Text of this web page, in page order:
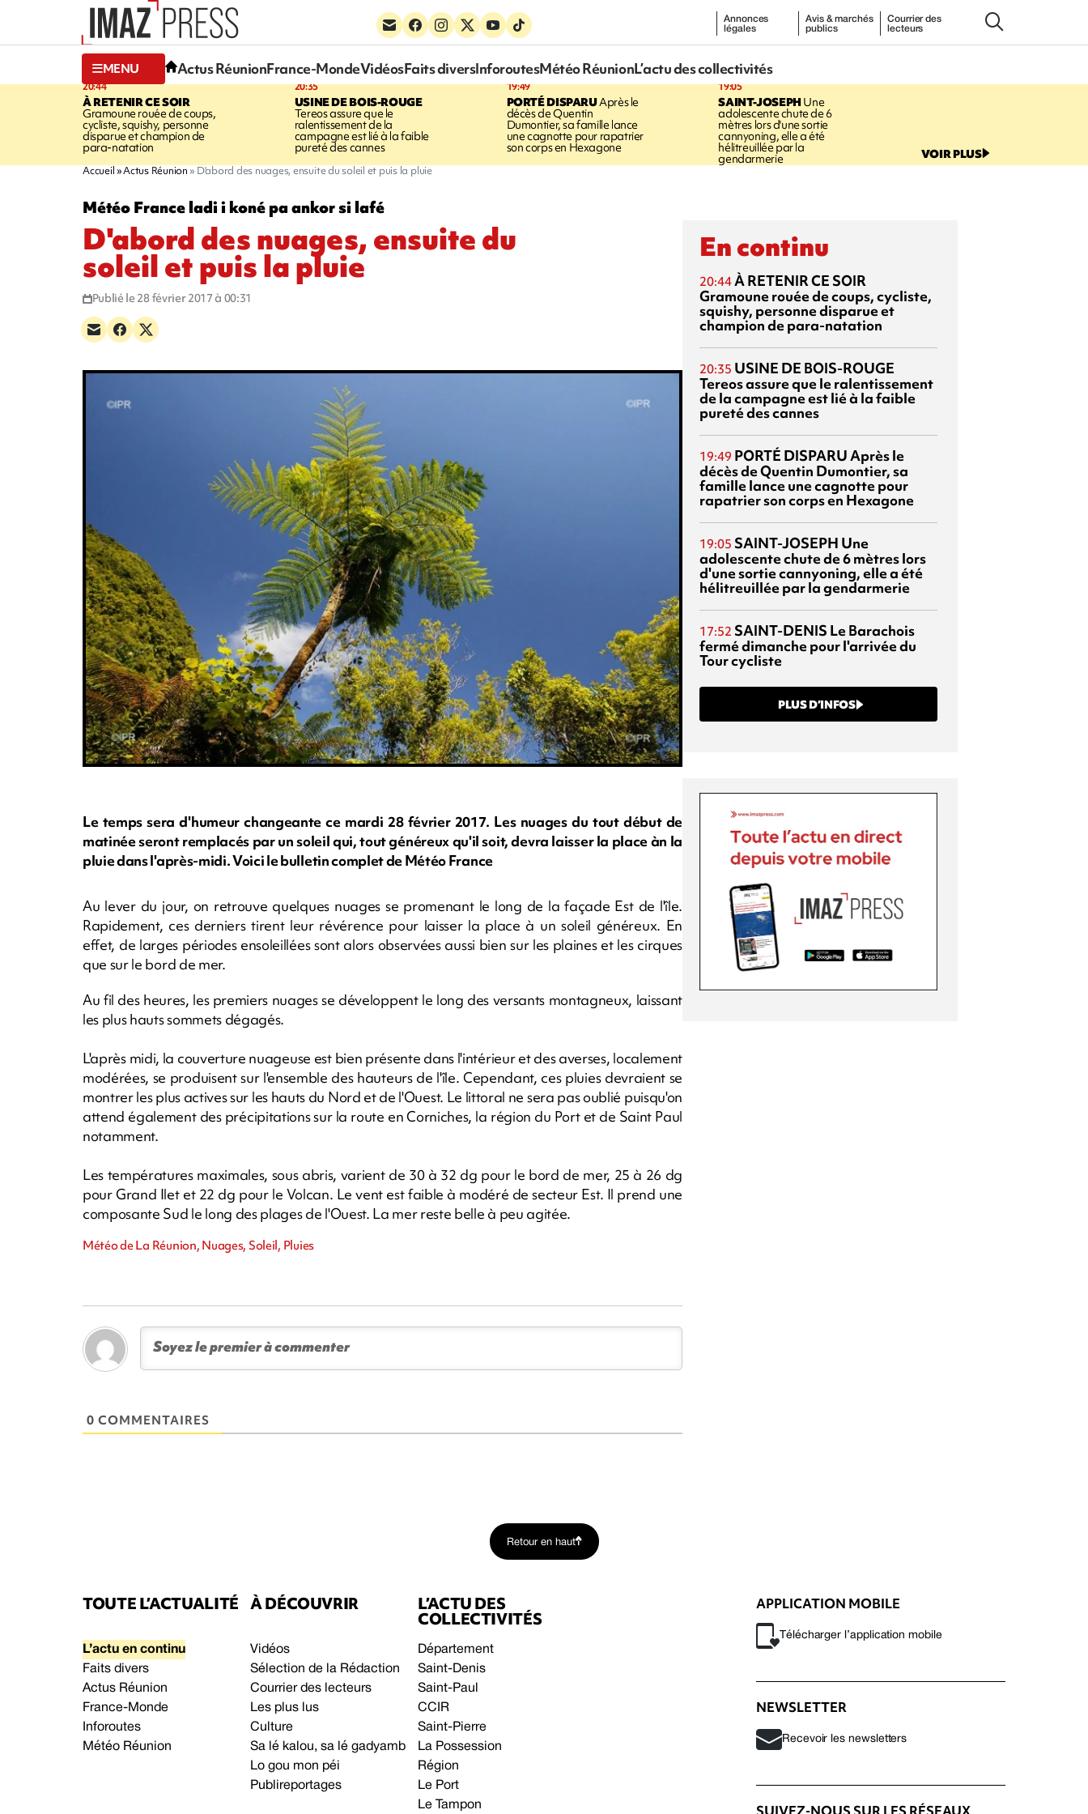
Annonces
légales
Avis & marchés
publics
Courrier des
lecteurs
MENU Actus RéunionFrance-MondeVidéosFaits diversInforoutesMétéo RéunionL’actu des collectivités
20:44
À RETENIR CE SOIR
Gramoune rouée de coups,
cycliste, squishy, personne
disparue et champion de
para-natation
20:35
USINE DE BOIS-ROUGE
Tereos assure que le
ralentissement de la
campagne est lié à la faible
pureté des cannes
19:49
PORTÉ DISPARUAprès le
décès de Quentin
Dumontier, sa famille lance
une cagnotte pour rapatrier
son corps en Hexagone
19:05
SAINT-JOSEPHUne
adolescente chute de 6
mètres lors d'une sortie
cannyoning, elle a été
hélitreuillée par la
gendarmerie VOIR PLUS
Accueil Actus Réunion D'abord des nuages, ensuite du soleil et puis la pluie
Météo France ladi i koné pa ankor si lafé
D'abord des nuages, ensuite du
soleil et puis la pluie
Publié le 28 février 2017 à 00:31
Le temps sera d'humeur changeante ce mardi 28 février 2017. Les nuages du tout début de
matinée seront remplacés par un soleil qui, tout généreux qu'il soit, devra laisser la place àn la
pluie dans l'après-midi. Voici le bulletin complet de Météo France
Au lever du jour, on retrouve quelques nuages se promenant le long de la façade Est de l'île.
Rapidement, ces derniers tirent leur révérence pour laisser la place à un soleil généreux. En
effet, de larges périodes ensoleillées sont alors observées aussi bien sur les plaines et les cirques
que sur le bord de mer.
Au fil des heures, les premiers nuages se développent le long des versants montagneux, laissant
les plus hauts sommets dégagés.
L'après midi, la couverture nuageuse est bien présente dans l'intérieur et des averses, localement
modérées, se produisent sur l'ensemble des hauteurs de l'île. Cependant, ces pluies devraient se
montrer les plus actives sur les hauts du Nord et de l'Ouest. Le littoral ne sera pas oublié puisqu'on
attend également des précipitations sur la route en Corniches, la région du Port et de Saint Paul
notamment.
Les températures maximales, sous abris, varient de 30 à 32 dg pour le bord de mer, 25 à 26 dg
pour Grand Ilet et 22 dg pour le Volcan. Le vent est faible à modéré de secteur Est. Il prend une
composante Sud le long des plages de l'Ouest. La mer reste belle à peu agitée.
Météo de La Réunion, Nuages, Soleil, Pluies
0 COMMENTAIRES
En continu
20:44À RETENIR CE SOIR
Gramoune rouée de coups, cycliste,
squishy, personne disparue et
champion de para-natation
20:35 USINE DE BOIS-ROUGE
Tereos assure que le ralentissement
de la campagne est lié à la faible
pureté des cannes
19:49 PORTÉ DISPARUAprès le
décès de Quentin Dumontier, sa
famille lance une cagnotte pour
rapatrier son corps en Hexagone
19:05 SAINT-JOSEPH Une
adolescente chute de 6 mètres lors
d'une sortie cannyoning, elle a été
hélitreuillée par la gendarmerie
17:52 SAINT-DENIS Le Barachois
fermé dimanche pour l'arrivée du
Tour cycliste
PLUS D’INFOS
Retour en haut
TOUTE L’ACTUALITÉ
L’actu en continu
Faits divers
Actus Réunion
France-Monde
Inforoutes
Météo Réunion
À DÉCOUVRIR
Vidéos
Sélection de la Rédaction
Courrier des lecteurs
Les plus lus
Culture
Sa lé kalou, sa lé gadyamb
Lo gou mon péi
Publireportages
L’ACTU DES
COLLECTIVITÉS
Département
Saint-Denis
Saint-Paul
CCIR
Saint-Pierre
La Possession
Région
Le Port
Le Tampon
APPLICATION MOBILE
Télécharger l’application mobile
NEWSLETTER
Recevoir les newsletters